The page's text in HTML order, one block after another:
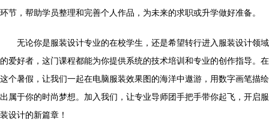
环节，帮助学员整理和完善个人作品，为未来的求职或升学做好准备。
无论你是服装设计专业的在校学生，还是希望转行进入服装设计领域
的爱好者，这门课程都能为你提供系统的技术培训和专业的创作指导。在
这个暑假，让我们一起在电脑服装效果图的海洋中遨游，用数字画笔描绘
出属于你的时尚梦想。加入我们，让专业导师团手把手带你起飞，开启服
装设计的新篇章！